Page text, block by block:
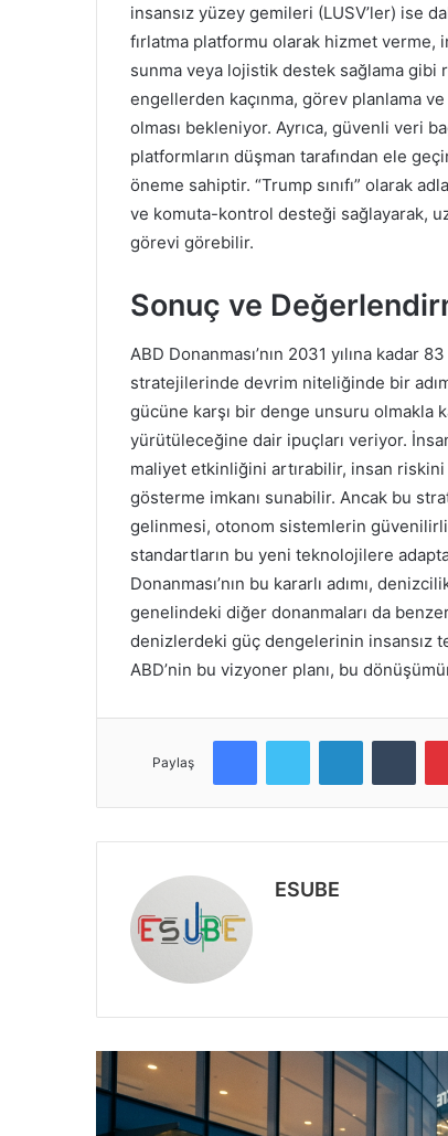
insansız yüzey gemileri (LUSV’ler) ise
fırlatma platformu olarak hizmet verme,
sunma veya lojistik destek sağlama
engellerden kaçınma, görev planlama
olması bekleniyor. Ayrıca, güvenli veri
platformların düşman tarafından ele
öneme sahiptir. “Trump sınıfı” olarak
ve komuta-kontrol desteği sağlayarak,
görevi görebilir.
Sonuç ve
ABD Donanması’nın 2031 yılına kadar
stratejilerinde devrim niteliğinde bir
gücüne karşı bir denge unsuru olmakla
yürütüleceğine dair ipuçları veriyor.
maliyet etkinliğini artırabilir, insan
gösterme imkanı sunabilir. Ancak bu
gelinmesi, otonom sistemlerin
standartların bu yeni teknolojilere
Donanması’nın bu kararlı adımı,
genelindeki diğer donanmaları da
denizlerdeki güç dengelerinin insansız
ABD’nin bu vizyoner planı, bu
Paylaş
ESUBE
e